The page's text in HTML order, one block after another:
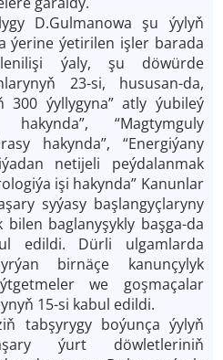
D.Gulmanowa şu ýylyň
ýerine ýetirilen işler barada
ýaly, şu döwürde
23-si, hususan-da,
300 ýyllygyna” atly ýubileý
“Magtymguly
hakynda”, “Energiýany
netijeli peýdalanmak
işi hakynda” Kanunlar
syýasy başlangyçlaryny
baglanyşykly başga-da
edildi. Dürli ulgamlarda
birnäçe kanunçylyk
we goşmaçalar
15-si kabul edildi.
tabşyrygy boýunça ýylyň
ýurt döwletleriniň